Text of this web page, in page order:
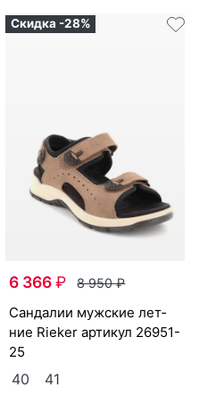
Скидка -28%
6 366₽ 8 950₽
сан­да­лии мужс­кие лет­
ние Ri­eker артикул 26951-
25
40 41